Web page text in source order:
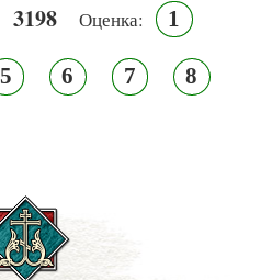
3198 Оценка: 1
5 6 7 8